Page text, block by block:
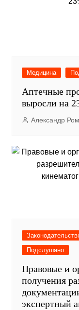
Медицина
Аптечные
выросли на
Александр
Подслушано
Правовые и
получения
экспертный